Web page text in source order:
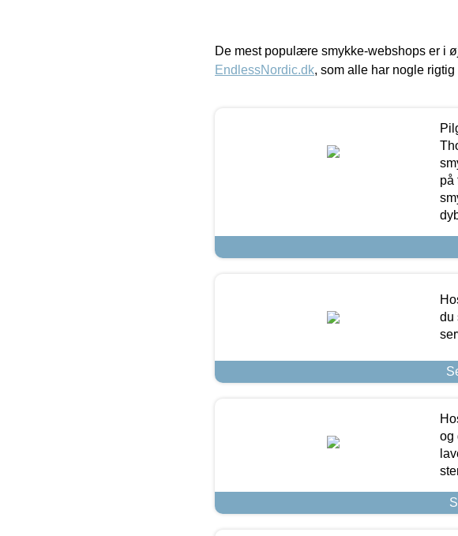
De mest populære smykke-webshops er i
EndlessNordic.dk, som alle har nogle
på
du
og